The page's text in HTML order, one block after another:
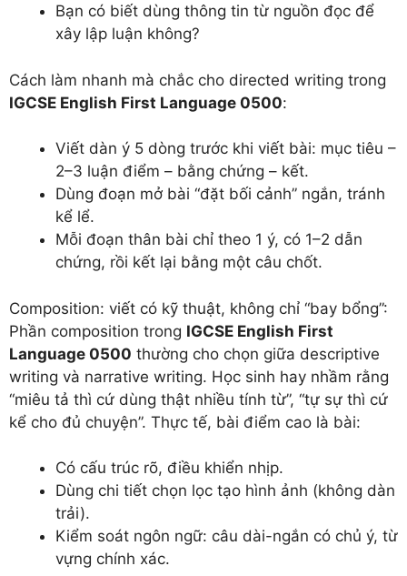
Bạn có biết dùng thông tin từ nguồn đọc để
xây lập luận không?
Cách làm nhanh mà chắc cho directed writing trong
IGCSE English First Language 0500:
Viết dàn ý 5 dòng trước khi viết bài: mục tiêu –
2–3 luận điểm – bằng chứng – kết.
Dùng đoạn mở bài “đặt bối cảnh” ngắn, tránh
kể lể.
Mỗi đoạn thân bài chỉ theo 1 ý, có 1–2 dẫn
chứng, rồi kết lại bằng một câu chốt.
Composition: viết có kỹ thuật, không chỉ “bay bổng”:
Phần composition trong IGCSE English First
Language 0500 thường cho chọn giữa descriptive
writing và narrative writing. Học sinh hay nhầm rằng
“miêu tả thì cứ dùng thật nhiều tính từ”, “tự sự thì cứ
kể cho đủ chuyện”. Thực tế, bài điểm cao là bài:
Có cấu trúc rõ, điều khiển nhịp.
Dùng chi tiết chọn lọc tạo hình ảnh (không dàn
trải).
Kiểm soát ngôn ngữ: câu dài-ngắn có chủ ý, từ
vựng chính xác.